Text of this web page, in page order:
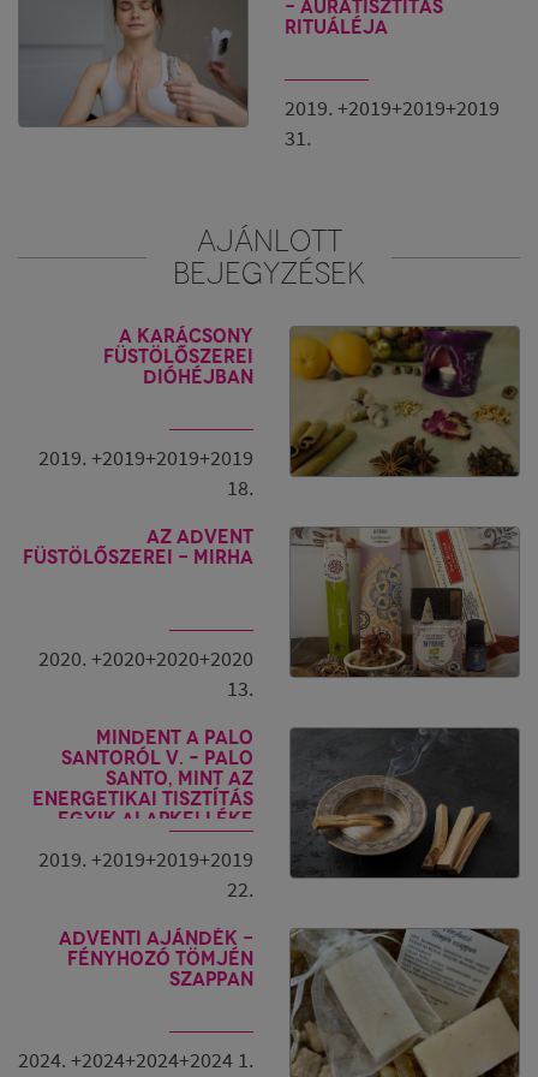
adjunk hálát, hogy most már egy megtisztult,
harmonikus térben élhetünk tovább.
+1 TIPP: A tiszta tér megtartása érdekében, figyeljünk
önmagunkra és érzéseinkre, igyekezzünk a
diszharmonikus energiákat ( haragot, szomorúságot,
elégedetlenséget ) a megfelelő módon kezelni és
legyen, kristályok, képek és szakrális szimbólumok
használatával. Ezzel folytatjuk legközelebb! Addig is
kívánunk Neked megtisztult tereket és friss energiákat.
Magnific
- Auratisztítás
rituáléja
2019. +2019+2019+2019
31.
AJÁNLOTT
BEJEGYZÉSEK
A Karácsony
füstölőszerei
dióhéjban
2019. +2019+2019+2019
18.
Az advent
füstölőszerei - mirha
2020. +2020+2020+2020
13.
Mindent a Palo
Santoról V. – Palo
Santo, mint az
energetikai tisztítás
egyik alapkelléke
2019. +2019+2019+2019
22.
Adventi ajándék -
Fényhozó tömjén
szappan
2024. +2024+2024+2024 1.